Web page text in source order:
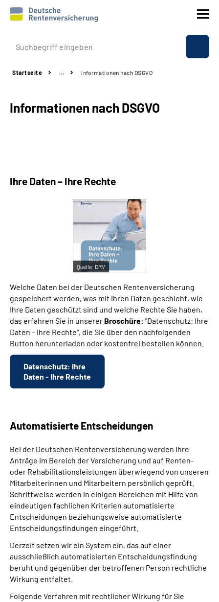
Prävention
Rente
Inhalte in Gebärdensprache (DGS)
Leichte Sprache
Mein Kundenportal
Startseite … Informationen nach DSGVO
Informationen nach DSGVO
Ihre Daten – Ihre Rechte
Quelle: DRV
Welche Daten bei der Deutschen Rentenversicherung
gespeichert werden, was mit Ihren Daten geschieht, wie
Ihre Daten geschützt sind und welche Rechte Sie haben,
das erfahren Sie in unserer Broschüre: "Datenschutz: Ihre
Daten – Ihre Rechte", die Sie über den nachfolgenden
Button herunterladen oder kostenfrei bestellen können.
Datenschutz: Ihre
Daten - Ihre Rechte
Automatisierte Entscheidungen
Bei der Deutschen Rentenversicherung werden Ihre
Anträge im Bereich der Versicherung und auf Renten-
oder Rehabilitationsleistungen überwiegend von unseren
Mitarbeiterinnen und Mitarbeitern persönlich geprüft.
Schrittweise werden in einigen Bereichen mit Hilfe von
eindeutigen fachlichen Kriterien automatisierte
Entscheidungen beziehungsweise automatisierte
Entscheidungsfindungen eingeführt.
Derzeit setzen wir ein System ein, das auf einer
ausschließlich automatisierten Entscheidungs­findung
beruht und gegenüber der betroffenen Person rechtliche
Wirkung entfaltet.
Folgende Verfahren mit rechtlicher Wirkung für Sie